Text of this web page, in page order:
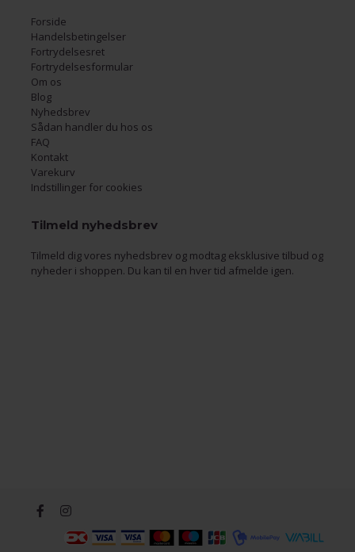
Forside
Handelsbetingelser
Fortrydelsesret
Fortrydelsesformular
Om os
Blog
Nyhedsbrev
Sådan handler du hos os
FAQ
Kontakt
Varekurv
Indstillinger for cookies
Tilmeld nyhedsbrev
Tilmeld dig vores nyhedsbrev og modtag eksklusive tilbud og
nyheder i shoppen. Du kan til en hver tid afmelde igen.